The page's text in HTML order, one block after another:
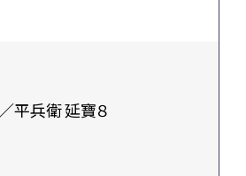
平兵衛 延寶８